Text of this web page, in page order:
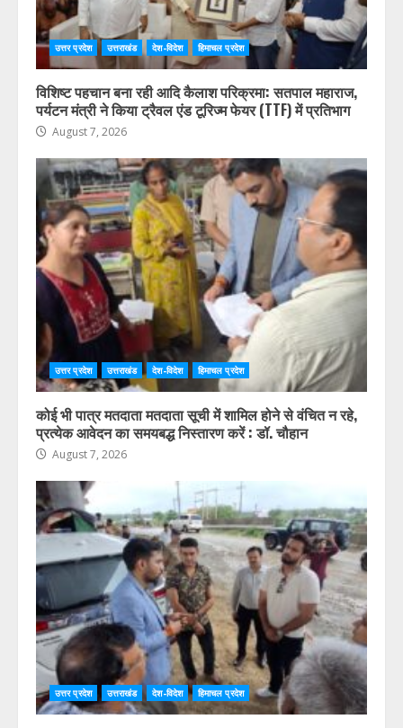
उत्तर प्रदेश उत्तराखंड देश-विदेश हिमाचल प्रदेश
विशिष्ट पहचान बना रही आदि कैलाश परिक्रमा: सतपाल महाराज,
पर्यटन मंत्री ने किया ट्रैवल एंड टूरिज्म फेयर (TTF) में प्रतिभाग
August 7, 2026
उत्तर प्रदेश उत्तराखंड देश-विदेश हिमाचल प्रदेश
कोई भी पात्र मतदाता मतदाता सूची में शामिल होने से वंचित न रहे,
प्रत्येक आवेदन का समयबद्ध निस्तारण करें : डॉ. चौहान
August 7, 2026
उत्तर प्रदेश उत्तराखंड देश-विदेश हिमाचल प्रदेश